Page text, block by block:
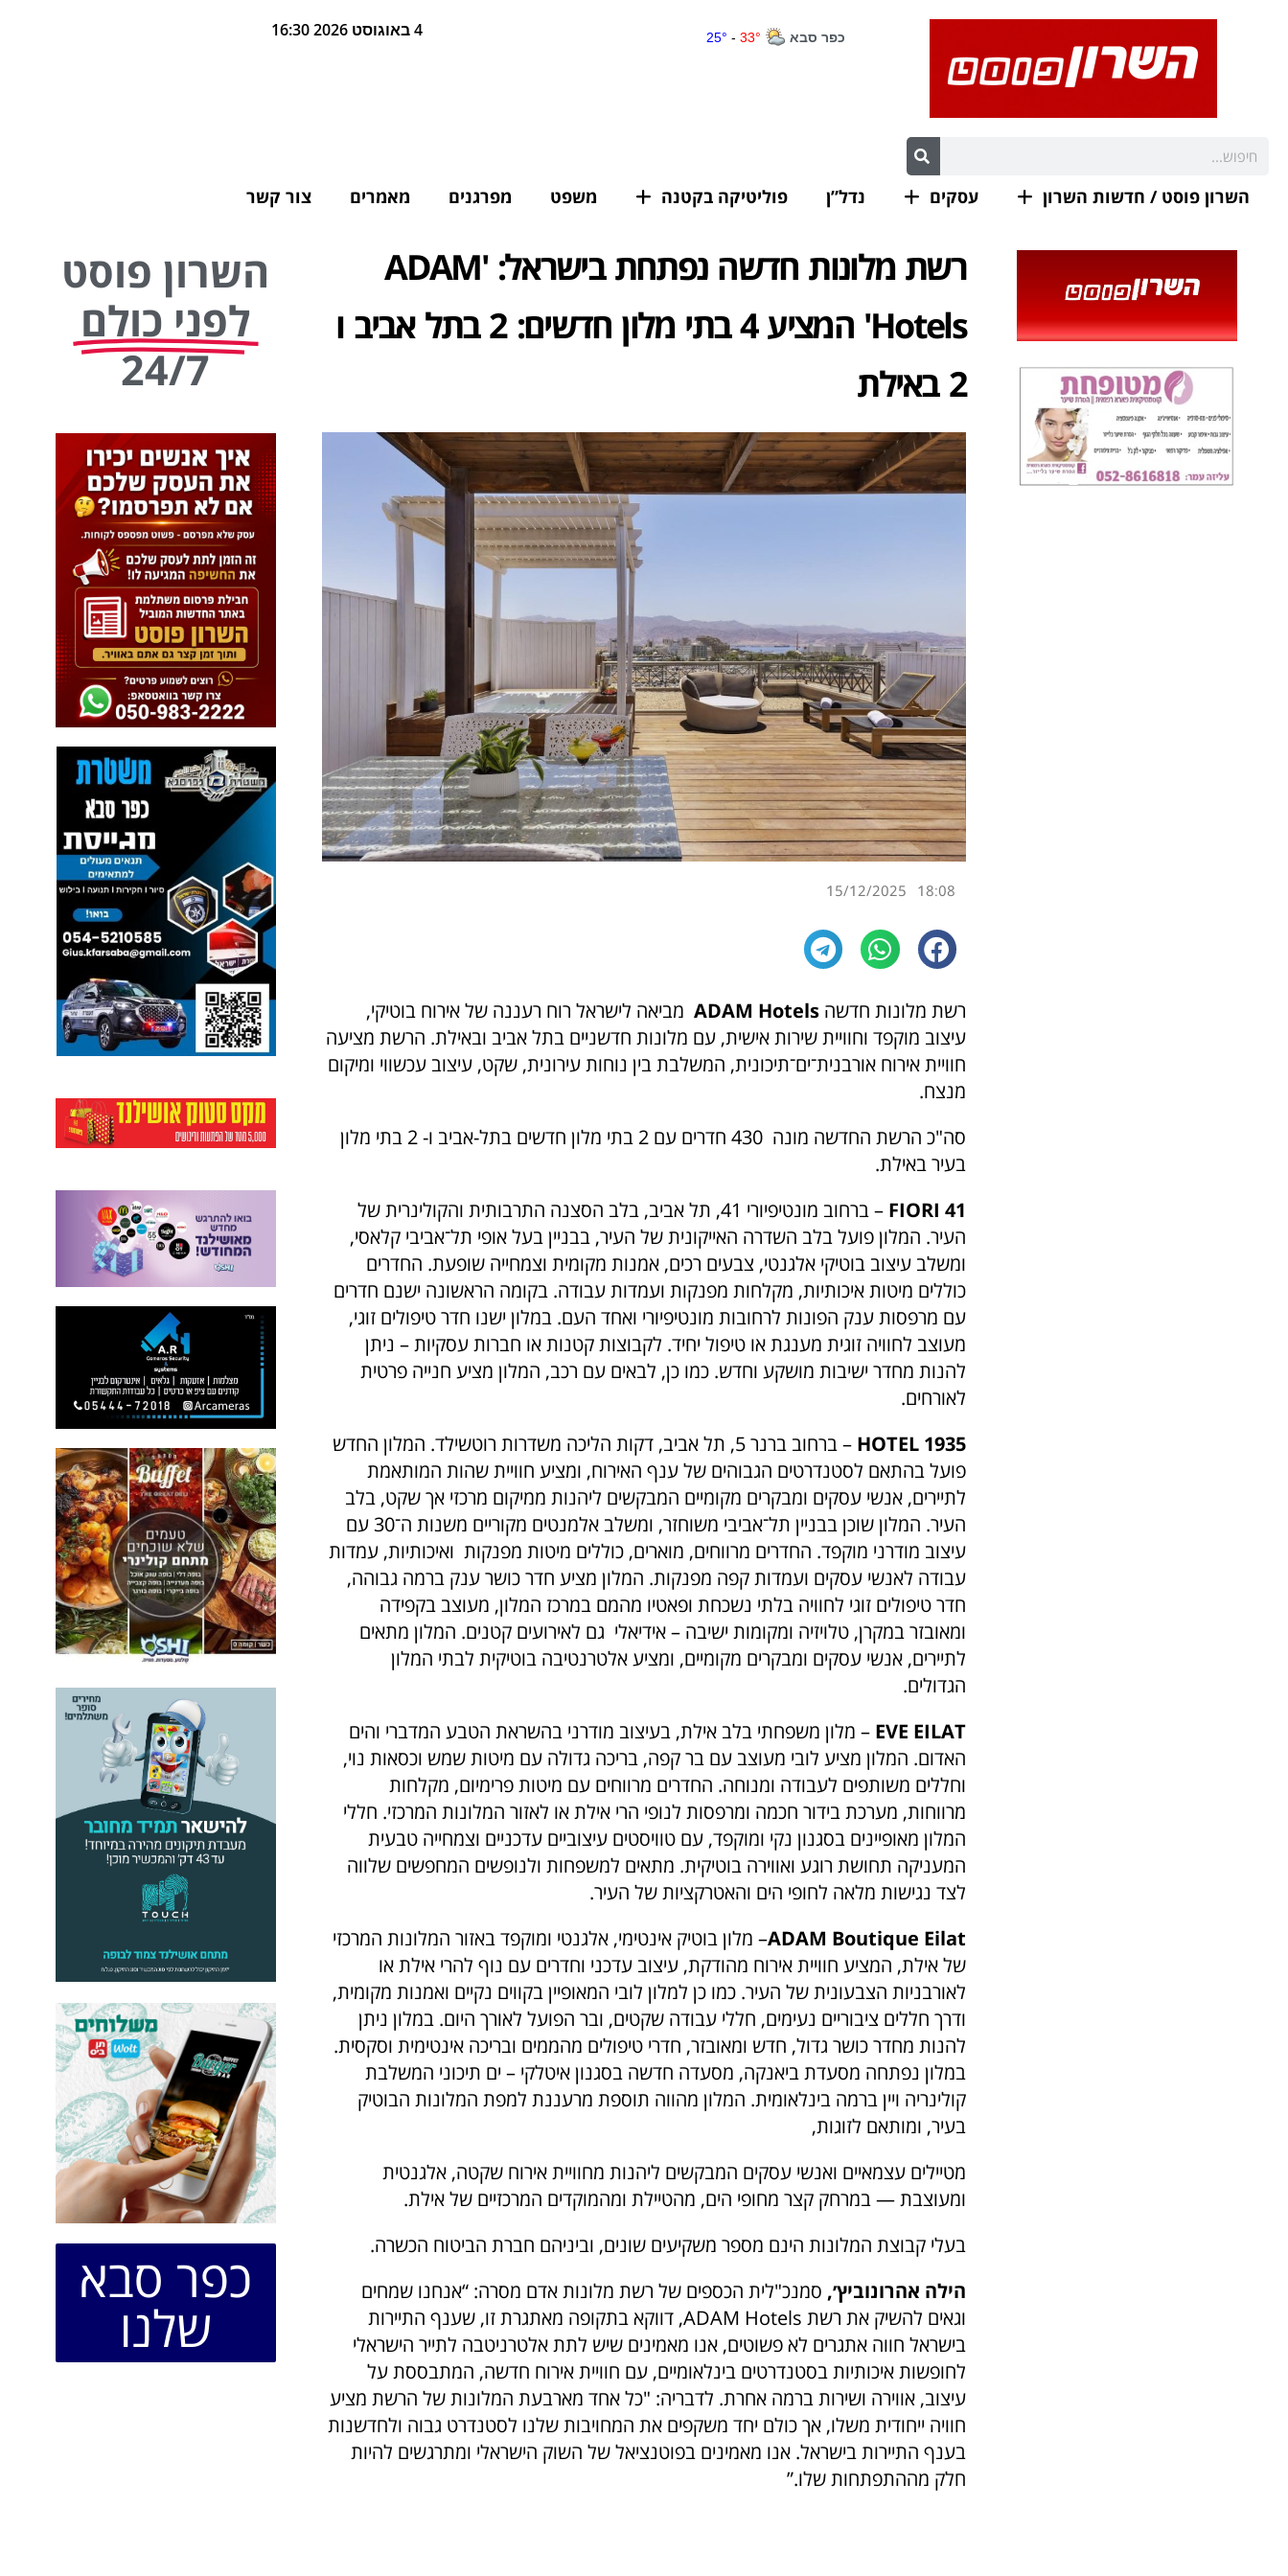
4 באוגוסט 2026 16:30
השרון פוסט / חדשות השרון עסקים נדל”ן פוליטיקה בקטנה משפט מפרגנים מאמרים צור קשר
רשת מלונות חדשה נפתחת בישראל: 'ADAM
Hotels' המציע 4 בתי מלון חדשים: 2 בתל אביב ו
2 באילת
18:08
15/12/2025
רשת מלונות חדשה ADAM Hotels מביאה לישראל רוח רעננה של אירוח בוטיקי,
עיצוב מוקפד וחוויית שירות אישית, עם מלונות חדשניים בתל אביב ובאילת. הרשת מציעה
חוויית אירוח אורבנית־ים־תיכונית, המשלבת בין נוחות עירונית, שקט, עיצוב עכשווי ומיקום
מנצח.
סה"כ הרשת החדשה מונה 430 חדרים עם 2 בתי מלון חדשים בתל-אביב ו- 2 בתי מלון
בעיר באילת.
FIORI 41
– ברחוב מונטיפיורי 41, תל אביב, בלב הסצנה התרבותית והקולינרית של
העיר. המלון פועל בלב השדרה האייקונית של העיר, בבניין בעל אופי תל־אביבי קלאסי,
ומשלב עיצוב בוטיקי אלגנטי, צבעים רכים, אמנות מקומית וצמחייה שופעת. החדרים
כוללים מיטות איכותיות, מקלחות מפנקות ועמדות עבודה. בקומה הראשונה ישנם חדרים
עם מרפסות ענק הפונות לרחובות מונטיפיורי ואחד העם. במלון ישנו חדר טיפולים זוגי,
מעוצב לחוויה זוגית מענגת או טיפול יחיד. לקבוצות קטנות או חברות עסקיות – ניתן
להנות מחדר ישיבות מושקע וחדש. כמו כן, לבאים עם רכב, המלון מציע חנייה פרטית
לאורחים.
HOTEL 1935
– ברחוב ברנר 5, תל אביב, דקות הליכה משדרות רוטשילד. המלון החדש
פועל בהתאם לסטנדרטים הגבוהים של ענף האירוח, ומציע חוויית שהות המותאמת
לתיירים, אנשי עסקים ומבקרים מקומיים המבקשים ליהנות ממיקום מרכזי אך שקט, בלב
העיר. המלון שוכן בבניין תל־אביבי משוחזר, ומשלב אלמנטים מקוריים משנות ה־30 עם
עיצוב מודרני מוקפד. החדרים מרווחים, מוארים, כוללים מיטות מפנקות ואיכותיות, עמדות
עבודה לאנשי עסקים ועמדות קפה מפנקות. המלון מציע חדר כושר ענק ברמה גבוהה,
חדר טיפולים זוגי לחוויה בלתי נשכחת ופאטיו מהמם במרכז המלון, מעוצב בקפידה
ומאובזר במקרן, טלויזיה ומקומות ישיבה – אידיאלי גם לאירועים קטנים. המלון מתאים
לתיירים, אנשי עסקים ומבקרים מקומיים, ומציע אלטרנטיבה בוטיקית לבתי המלון
הגדולים.
EVE EILAT – מלון משפחתי בלב אילת, בעיצוב מודרני בהשראת הטבע המדברי והים
האדום. המלון מציע לובי מעוצב עם בר קפה, בריכה גדולה עם מיטות שמש וכסאות נוי,
וחללים משותפים לעבודה ומנוחה. החדרים מרווחים עם מיטות פרימיום, מקלחות
מרווחות, מערכת בידור חכמה ומרפסות לנופי הרי אילת או לאזור המלונות המרכזי. חללי
המלון מאופיינים בסגנון נקי ומוקפד, עם טוויסטים עיצוביים עדכניים וצמחייה טבעית
המעניקה תחושת רוגע ואווירה בוטיקית. מתאים למשפחות ולנופשים המחפשים שלווה
לצד נגישות מלאה לחופי הים והאטרקציות של העיר.
ADAM Boutique Eilat– מלון בוטיק אינטימי, אלגנטי ומוקפד באזור המלונות המרכזי
של אילת, המציע חוויית אירוח מהודקת, עיצוב עדכני וחדרים עם נוף להרי אילת או
לאורבניות הצבעונית של העיר. כמו כן למלון לובי המאופיין בקווים נקיים ואמנות מקומית,
ודרך חללים ציבוריים נעימים, חללי עבודה שקטים, ובר הפועל לאורך היום. במלון ניתן
להנות מחדר כושר גדול, חדש ומאובזר, חדרי טיפולים מהממים ובריכה אינטימית וסקסית.
במלון נפתחה מסעדת ביאנקה, מסעדה חדשה בסגנון איטלקי – ים תיכוני המשלבת
קולינריה ויין ברמה בינלאומית. המלון מהווה תוספת מרעננת למפת המלונות הבוטיק
בעיר, ומותאם לזוגות,
מטיילים עצמאיים ואנשי עסקים המבקשים ליהנות מחוויית אירוח שקטה, אלגנטית
ומעוצבת — במרחק קצר מחופי הים, מהטיילת ומהמוקדים המרכזיים של אילת.
בעלי קבוצת המלונות הינם מספר משקיעים שונים, וביניהם חברת הביטוח הכשרה.
הילה אהרונוביץ׳, סמנכ"לית הכספים של רשת מלונות אדם מסרה: “אנחנו שמחים
וגאים להשיק את רשת ADAM Hotels, דווקא בתקופה מאתגרת זו, שענף התיירות
בישראל חווה אתגרים לא פשוטים, אנו מאמינים שיש לתת אלטרניטבה לתייר הישראלי
לחופשות איכותיות בסטנדרטים בינלאומיים, עם חוויית אירוח חדשה, המתבססת על
עיצוב, אווירה ושירות ברמה אחרת. לדבריה: "כל אחד מארבעת המלונות של הרשת מציע
חוויה ייחודית משלו, אך כולם יחד משקפים את המחויבות שלנו לסטנדרט גבוה ולחדשנות
בענף התיירות בישראל. אנו מאמינים בפוטנציאל של השוק הישראלי ומתרגשים להיות
חלק מההתפתחות שלו.”
השרון פוסט
לפני כולם
24/7
כפר סבא
שלנו